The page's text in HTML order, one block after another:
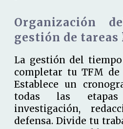
Organización
gestión de tareas
La gestión del
completar tu TFM de
Establece un
todas las
investigación,
defensa. Divide tu